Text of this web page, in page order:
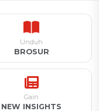
Unduh
BROSUR
Gain
NEW INSIGHTS